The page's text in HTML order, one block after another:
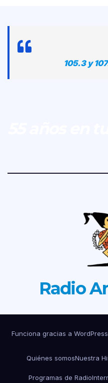
105.3 y
Radio
Funciona gracias a WordPress
Quiénes somosNuestra
Programas de Radio